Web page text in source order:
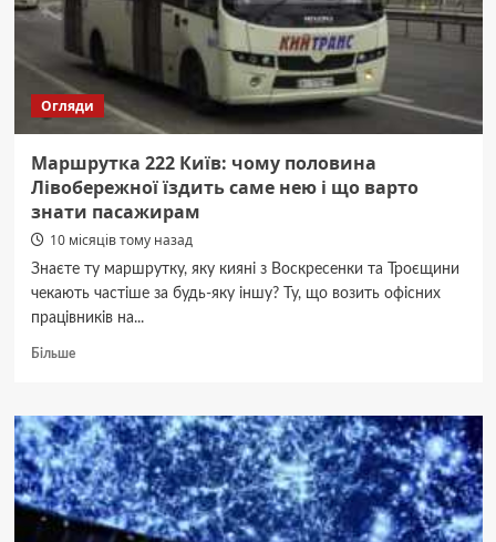
Огляди
Маршрутка 222 Київ: чому половина
Лівобережної їздить саме нею і що варто
знати пасажирам
10 місяців тому назад
Знаєте ту маршрутку, яку кияні з Воскресенки та Троєщини
чекають частіше за будь-яку іншу? Ту, що возить офісних
працівників на...
БільшеДокладніше
222
Київ:
чому
половина
Лівобережної
їздить